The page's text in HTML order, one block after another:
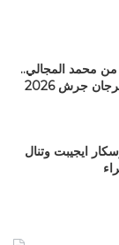
محمد المجالي..
قنوات مزيكا تتبرع بالترويج لمهرجان جرش 2026
ايجيبت وتنال